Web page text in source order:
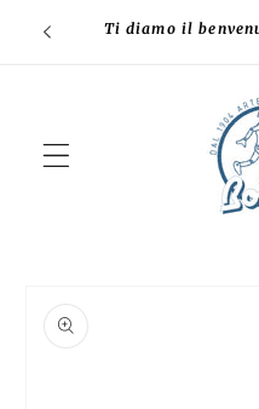
Skip to
content
Ti diamo il
product
information